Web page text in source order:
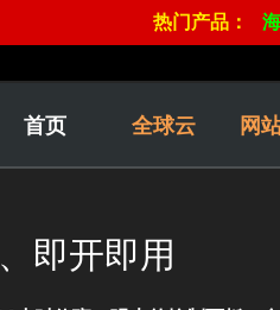
热门产品：
首页 全球云 网
即开即用